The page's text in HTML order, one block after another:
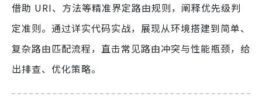
借助 URI、方法等精准界定路由规则，阐释优先级判
定准则。通过详实代码实战，展现从环境搭建到简单、
复杂路由匹配流程，直击常见路由冲突与性能瓶颈，给
出排查、优化策略。